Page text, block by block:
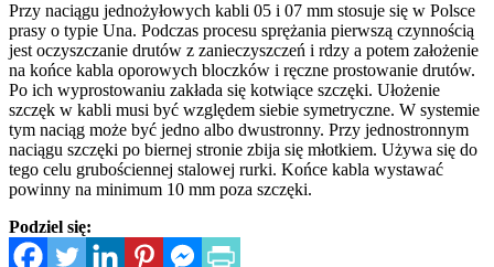
Przy naciągu jednożyłowych kabli 05 i 07 mm stosuje się w Polsce
prasy o typie Una. Podczas procesu sprężania pierwszą czynnością
jest oczyszczanie drutów z zanieczyszczeń i rdzy a potem założenie
na końce kabla oporowych bloczków i ręczne prostowanie drutów.
Po ich wyprostowaniu zakłada się kotwiące szczęki. Ułożenie
szczęk w kabli musi być względem siebie symetryczne. W systemie
tym naciąg może być jedno albo dwustronny. Przy jednostronnym
naciągu szczęki po biernej stronie zbija się młotkiem. Używa się do
tego celu grubościennej stalowej rurki. Końce kabla wystawać
powinny na minimum 10 mm poza szczęki.
Podziel się: